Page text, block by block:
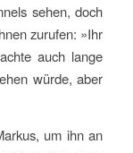
sehen, doch
zurufen: »Ihr
auch lange
würde, aber
um ihn an